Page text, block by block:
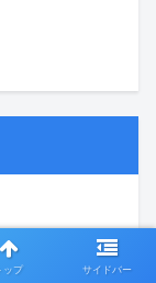
ップ サイドバー